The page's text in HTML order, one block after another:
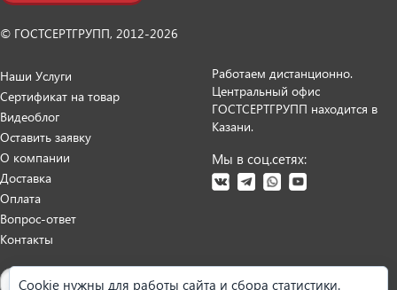
© ГОСТСЕРТГРУПП, 2012-2026
Наши Услуги
Сертификат на товар
Видеоблог
Оставить заявку
О компании
Доставка
Оплата
Вопрос-ответ
Контакты
Работаем дистанционно.
Центральный офис
ГОСТСЕРТГРУПП находится в
Казани.
Мы в соц.сетях:
Карта сайта
Cookie нужны для работы сайта и сбора статистики.